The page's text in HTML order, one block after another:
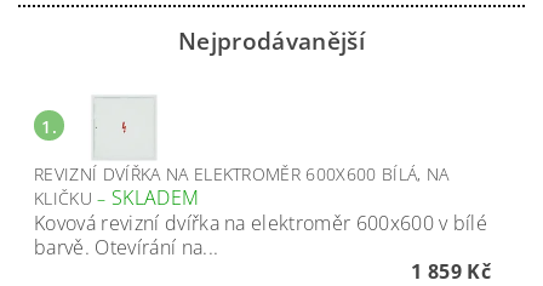
Nejprodávanější
1.
REVIZNÍ DVÍŘKA NA ELEKTROMĚR 600X600 BÍLÁ, NA
KLIČKU– SKLADEM
Kovová revizní dvířka na elektroměr 600x600 v bílé
barvě. Otevírání na...
1 859 Kč